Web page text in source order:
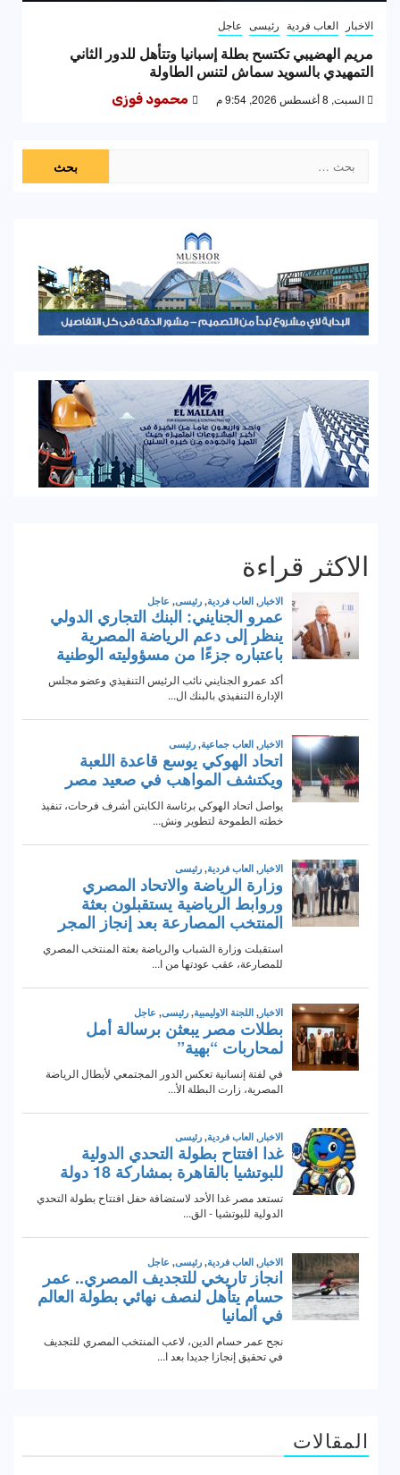
الاخبار العاب فردية رئيسى عاجل
مريم الهضيبي تكتسح بطلة إسبانيا وتتأهل للدور الثاني
التمهيدي بالسويد سماش لتنس الطاولة
السبت, 8 أغسطس 2026, 9:54 م محمود فوزى
عن:
الاكثر قراءة
المقالات